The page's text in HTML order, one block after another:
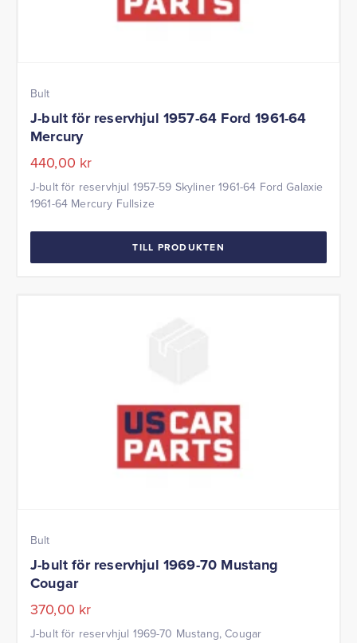
Bult
J-bult för reservhjul 1957-64 Ford 1961-64
Mercury
440,00 kr
J-bult för reservhjul 1957-59 Skyliner 1961-64 Ford Galaxie
1961-64 Mercury Fullsize
TILL PRODUKTEN
Bult
J-bult för reservhjul 1969-70 Mustang
Cougar
370,00 kr
J-bult för reservhjul 1969-70 Mustang, Cougar